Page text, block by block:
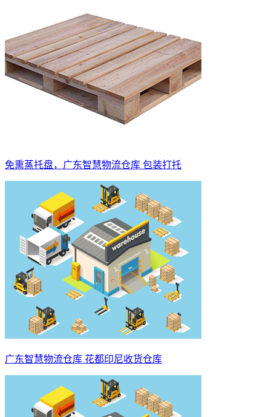
免熏蒸托盘，广东智慧物流仓库 包装打托
广东智慧物流仓库 花都印尼收货仓库